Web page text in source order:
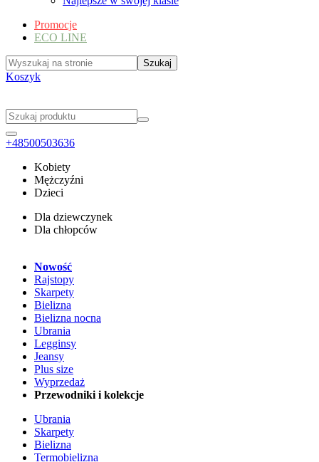
Promocje
ECO LINE
Koszyk
+48500503636
Kobiety
Mężczyźni
Dzieci
Dla dziewczynek
Dla chłopców
Nowość
Rajstopy
Skarpety
Bielizna
Bielizna nocna
Ubrania
Legginsy
Jeansy
Plus size
Wyprzedaż
Przewodniki i kolekcje
Ubrania
Skarpety
Bielizna
Termobielizna